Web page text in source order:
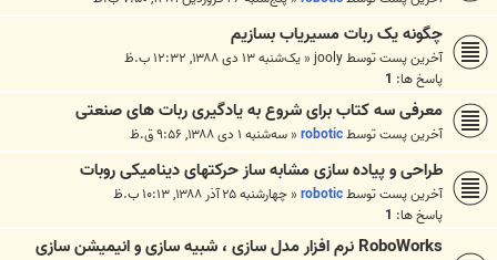
چگونه یک ربات مسیریاب بسازیم
آخرین پست توسطjooly
« یک‌شنبه ۱۳ دی ۱۳۸۸, ۱۲:۳۲ ب.ظ
پاسخ ها: 1
معرفی سه کتاب برای شروع به یادگیری ربات های صنعتی
آخرین پست توسطrobotic
« سه‌شنبه ۱ دی ۱۳۸۸, ۹:۵۶ ق.ظ
طراحی و پیاده سازی مشابه ساز حرکتهای دینامیکی روبات
آخرین پست توسطrobotic
« چهارشنبه ۲۵ آذر ۱۳۸۸, ۱۰:۱۳ ب.ظ
پاسخ ها: 1
RoboWorks نرم افزار مدل سازی ، شبیه سازی و انیمیشن سازی